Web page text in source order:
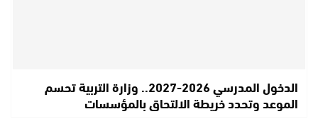
الدخول المدرسي 2026-2027.. وزارة التربية تحسم
الموعد وتحدد خريطة الالتحاق بالمؤسسات